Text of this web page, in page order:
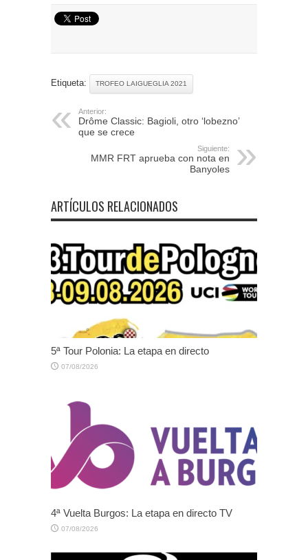
Etiqueta: TROFEO LAIGUEGLIA 2021
Anterior:
Drôme Classic: Bagioli, otro ‘lobezno’
que se crece
Siguiente:
MMR FRT aprueba con nota en
Banyoles
ARTÍCULOS RELACIONADOS
5ª Tour Polonia: La etapa en directo
07/08/2026
4ª Vuelta Burgos: La etapa en directo TV
07/08/2026